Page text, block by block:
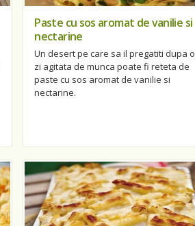
Paste cu sos aromat de vanilie si
nectarine
Un desert pe care sa il pregatiti dupa o
zi agitata de munca poate fi reteta de
paste cu sos aromat de vanilie si
nectarine.